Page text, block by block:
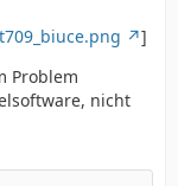
]
Problem
nicht